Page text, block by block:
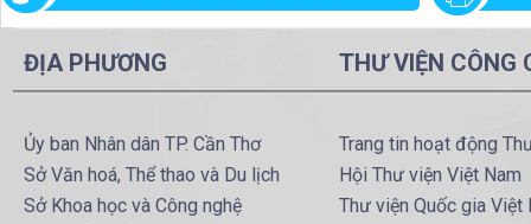
ĐỊA PHƯƠNG
Ủy ban Nhân dân TP. Cần Thơ
Sở Văn hoá, Thể thao và Du lịch
Sở Khoa học và Công nghệ
THƯ VIỆN CÔNG
Trang tin hoạt động
Hội Thư viện Việt Nam
Thư viện Quốc gia Việt